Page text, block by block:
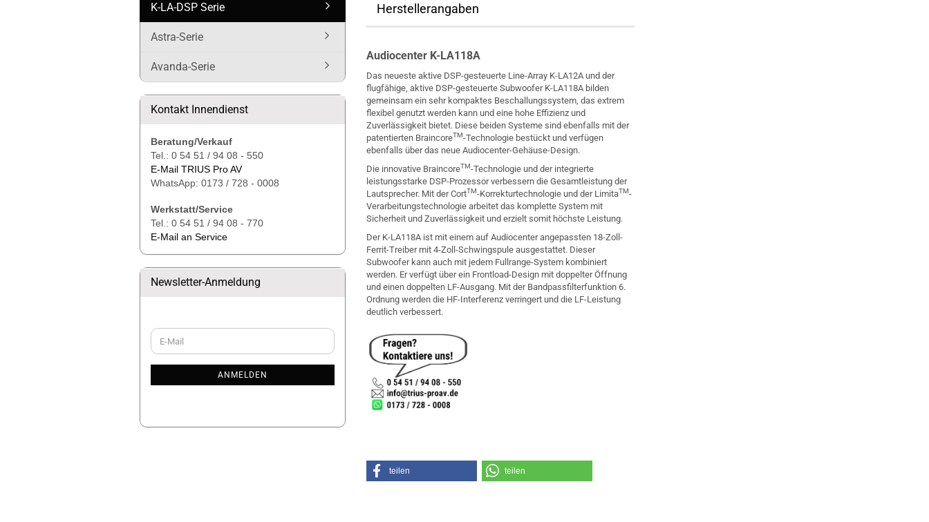
Herstellerangaben
Audiocenter K-LA118A
Das neueste aktive DSP-gesteuerte Line-Array K-LA12A und der
flugfähige, aktive DSP-gesteuerte Subwoofer K-LA118A bilden
gemeinsam ein sehr kompaktes Beschallungssystem, das extrem
flexibel genutzt werden kann und eine hohe Effizienz und
Zuverlässigkeit bietet. Diese beiden Systeme sind ebenfalls mit der
patentierten BraincoreTM-Technologie bestückt und verfügen
ebenfalls über das neue Audiocenter-Gehäuse-Design.
Die innovative BraincoreTM-Technologie und der integrierte
leistungsstarke DSP-Prozessor verbessern die Gesamtleistung der
Lautsprecher. Mit der CortTM-Korrekturtechnologie und der LimitaTM-
Verarbeitungstechnologie arbeitet das komplette System mit
Sicherheit und Zuverlässigkeit und erzielt somit höchste Leistung.
Der K-LA118A ist mit einem auf Audiocenter angepassten 18-Zoll-
Ferrit-Treiber mit 4-Zoll-Schwingspule ausgestattet. Dieser
Subwoofer kann auch mit jedem Fullrange-System kombiniert
werden. Er verfügt über ein Frontload-Design mit doppelter Öffnung
und einen doppelten LF-Ausgang. Mit der Bandpassfilterfunktion 6.
Ordnung werden die HF-Interferenz verringert und die LF-Leistung
deutlich verbessert.
teilen teilen
K-LA-DSP Serie
Astra-Serie
Avanda-Serie
Kontakt Innendienst
Beratung/Verkauf
Tel.: 0 54 51 / 94 08 - 550
E-Mail TRIUS Pro AV
WhatsApp: 0173 / 728 - 0008
Werkstatt/Service
Tel.: 0 54 51 / 94 08 - 770
E-Mail an Service
Newsletter-Anmeldung
WEITER
ZUR
E-
Mail
ANMELDEN